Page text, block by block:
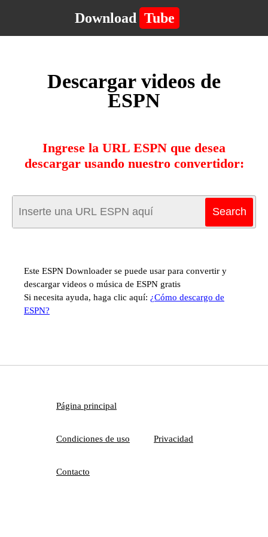
Download Tube
Descargar videos de
ESPN
Ingrese la URL ESPN que desea
descargar usando nuestro convertidor:
Este ESPN Downloader se puede usar para convertir y
descargar videos o música de ESPN gratis
Si necesita ayuda, haga clic aquí: ¿Cómo descargo de
ESPN?
Página principal
Condiciones de uso Privacidad
Contacto